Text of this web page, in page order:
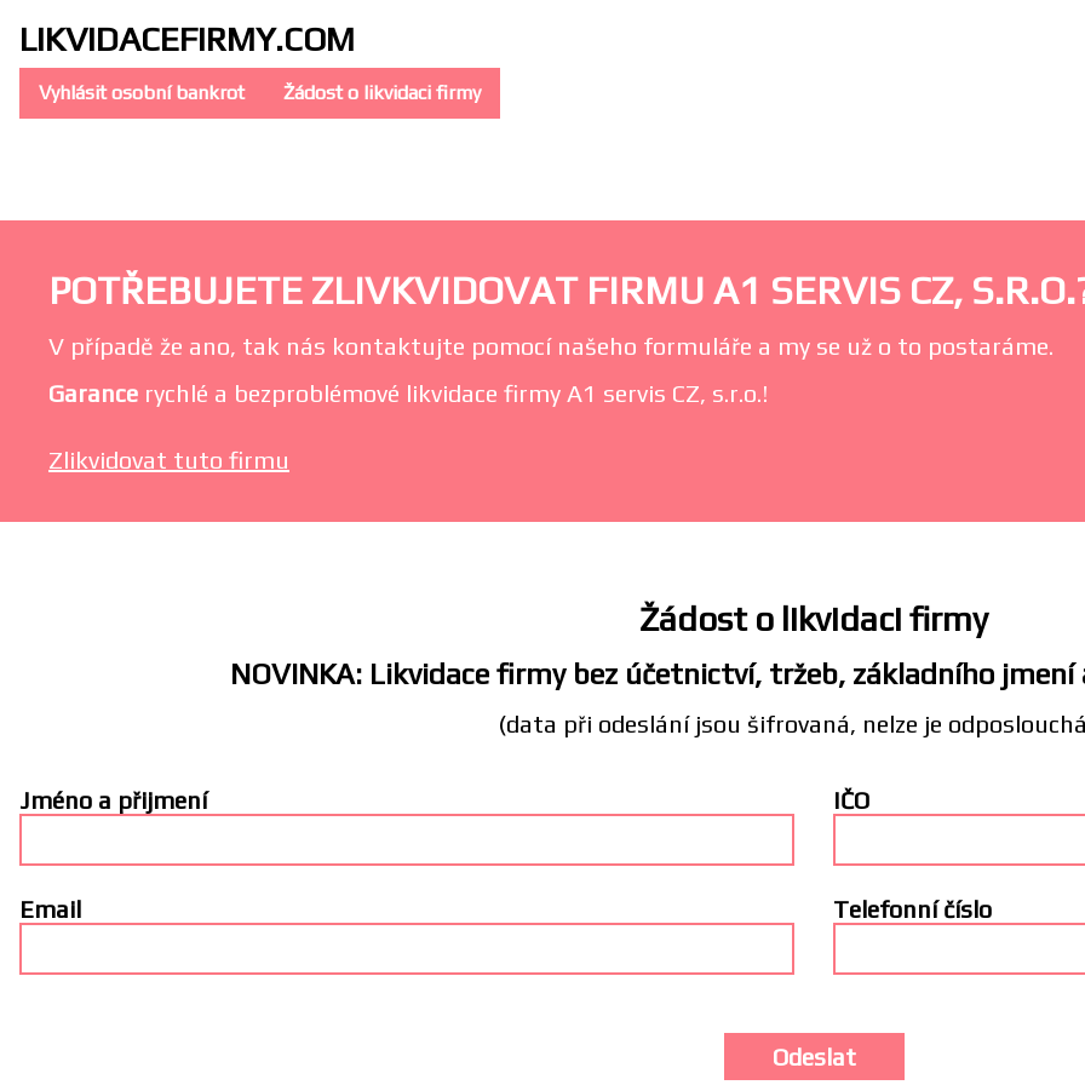
LIKVIDACEFIRMY.COM
Vyhlásit osobní bankrot Žádost o likvidaci firmy
POTŘEBUJETE ZLIVKVIDOVAT FIRMU A1 SERVIS CZ,
V případě že ano, tak nás kontaktujte pomocí našeho formuláře a my se už o to postaráme.
Garance rychlé a bezproblémové likvidace firmy A1 servis CZ, s.r.o.!
Zlikvidovat tuto firmu
Žádost o likvidaci firmy
NOVINKA: Likvidace firmy bez účetnictví, tržeb, základního
(data při odeslání jsou šifrovaná, nelze je
Jméno a přijmení IČO
Email Telefonní číslo
Odeslat